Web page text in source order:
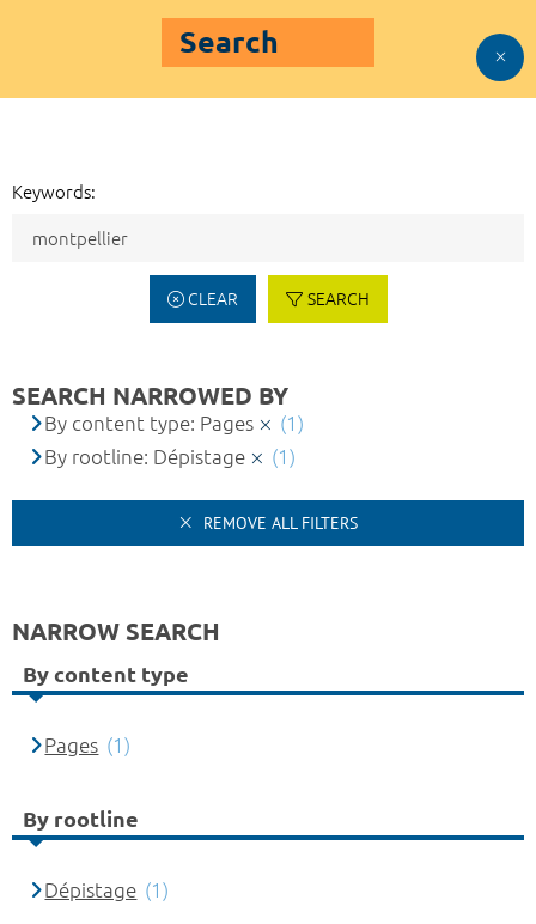
Search
Keywords:
CLEAR SEARCH
SEARCH NARROWED BY
By content type: Pages
(1)
By rootline: Dépistage
(1)
REMOVE ALL FILTERS
NARROW SEARCH
By content type
Pages (1)
By rootline
Dépistage (1)